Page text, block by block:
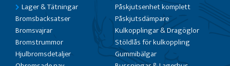
Lager & Tätningar
Bromsbacksatser
Bromsvajrar
Bromstrummor
Hjulbromsdetaljer
Påskjutsenhet komplett
Påskjutsdämpare
Kulkopplingar & Dragöglor
Stöldlås för kulkoppling
Gummibälgar